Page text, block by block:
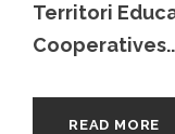
Territori
READ MORE